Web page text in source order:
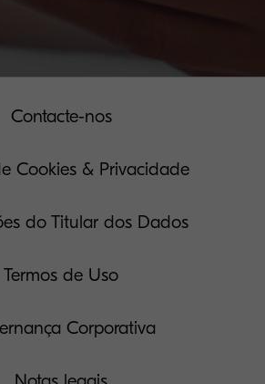
Contacte-nos
Cookies & Privacidade
do Titular dos Dados
Termos de Uso
Corporativa